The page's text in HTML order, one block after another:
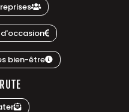
bien-être